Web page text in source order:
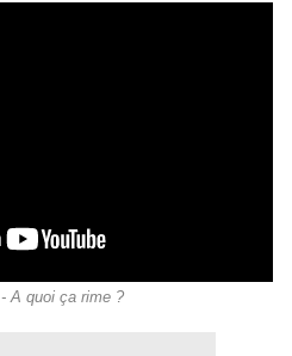
A quoi ça rime ?